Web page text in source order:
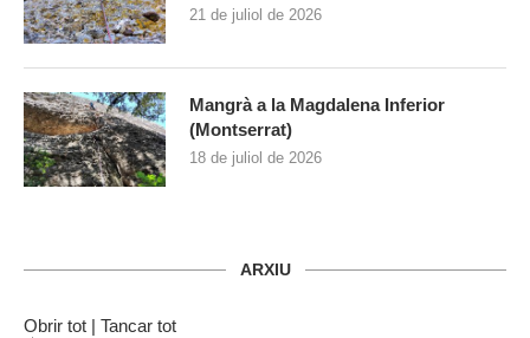
21 de juliol de 2026
Mangrà a la Magdalena Inferior
(Montserrat)
18 de juliol de 2026
ARXIU
Obrir tot | Tancar tot